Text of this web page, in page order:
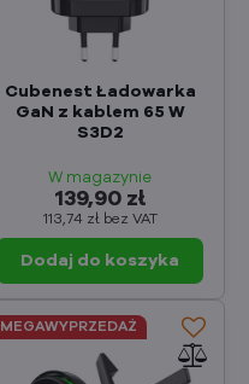
Cubenest Ładowarka
GaN z kablem 65 W
S3D2
W magazynie
139,90 zł
113,74 zł bez VAT
Dodaj do koszyka
MEGAWYPRZEDAŻ